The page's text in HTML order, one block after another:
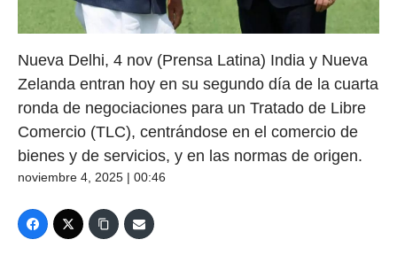
Nueva Delhi, 4 nov (Prensa Latina) India y Nueva
Zelanda entran hoy en su segundo día de la cuarta
ronda de negociaciones para un Tratado de Libre
Comercio (TLC), centrándose en el comercio de
bienes y de servicios, y en las normas de origen.
noviembre 4, 2025 | 00:46